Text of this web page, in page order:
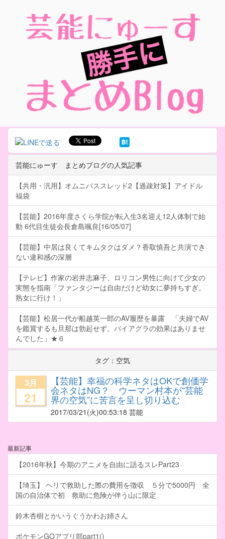
芸能にゅーす まとめブログの人気記事
【共用・汎用】オムニバススレッド2【過疎対策】アイドル
福袋
【芸能】2016年度さくら学院が転入生3名迎え12人体制で始
動 6代目生徒会長倉島颯良[16/05/07]
【芸能】中居は良くてキムタクはダメ？香取慎吾と共演でき
ない違和感の深層
【テレビ】作家の岩井志麻子、ロリコン男性に向けて少女の
実態を指南「ファンタジーは自由だけど幼女に夢持ちすぎ。
熟女に行け！」
【芸能】松居一代が船越英一郎のAV履歴を暴露 「夫婦でAV
を鑑賞するも旦那は勃起せず。バイアグラの効果はありませ
んでした」★６
タグ：空気
3月
21
【芸能】幸福の科学ネタはOKで創価学
会ネタはNG？ ウーマン村本が“芸能
界の空気”に苦言を呈し切り込む
2017/03/21 (火)00:53:18 芸能
最新記事
【2016年秋】今期のアニメを自由に語るスレPart23
【埼玉】 ヘリで救助した際の費用を徴収 ５分で5000円 全
国の自治体で初 救助に危険が伴う山に限定
鈴木杏樹とかいうぐうかわお姉さん
ポケモンGOアプリ部part1()